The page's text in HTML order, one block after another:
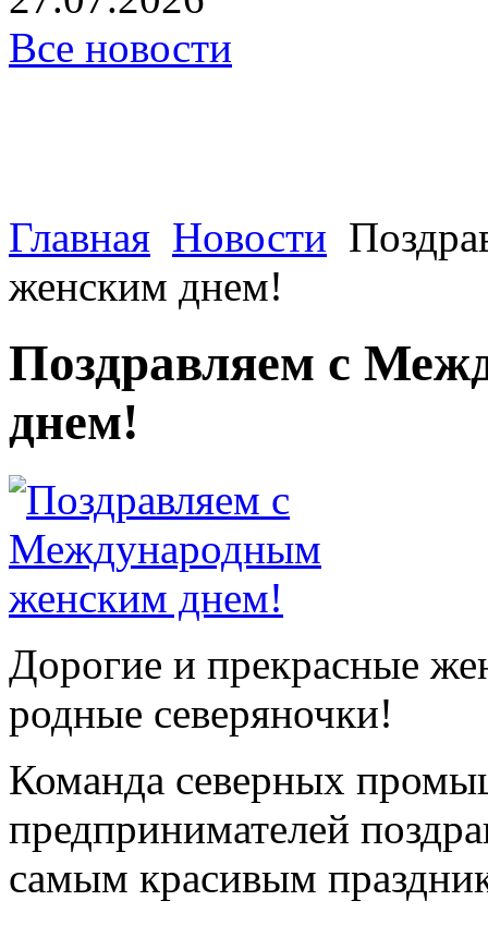
Все новости
Главная Новости
женским днем!
Поздравляем с
днем!
Дорогие и прекрасные
родные северяночки!
Команда северных
предпринимателей
самым красивым